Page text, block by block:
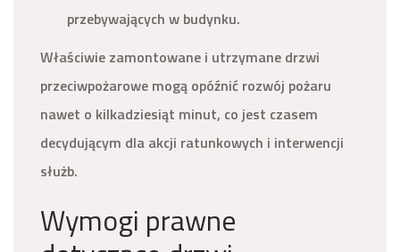
przebywających w budynku.
Właściwie zamontowane i utrzymane drzwi
przeciwpożarowe mogą opóźnić rozwój pożaru
nawet o kilkadziesiąt minut, co jest czasem
decydującym dla akcji ratunkowych i interwencji
służb.
Wymogi prawne